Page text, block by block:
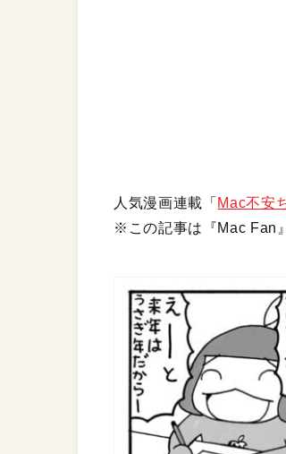
人気漫画連載「 Mac不安
※この記事は『Mac Fan